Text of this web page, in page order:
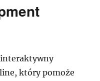
który pomoże